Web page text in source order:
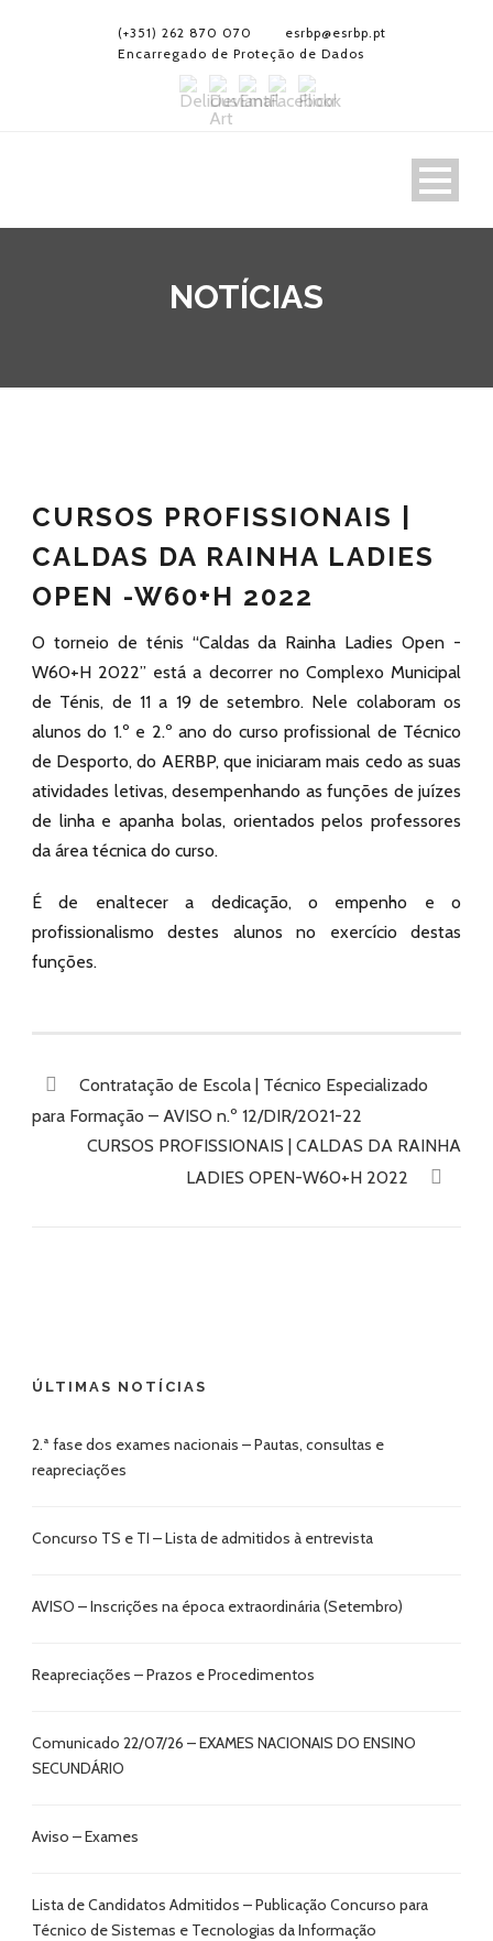
(+351) 262 870 070
esrbp@esrbp.pt
Encarregado de Proteção de Dados
NOTÍCIAS
CURSOS PROFISSIONAIS |
CALDAS DA RAINHA LADIES
OPEN -W60+H 2022
O torneio de ténis “Caldas da Rainha Ladies Open -
W60+H 2022” está a decorrer no Complexo Municipal
de Ténis, de 11 a 19 de setembro. Nele colaboram os
alunos do 1.º e 2.º ano do curso profissional de Técnico
de Desporto, do AERBP, que iniciaram mais cedo as suas
atividades letivas, desempenhando as funções de juízes
de linha e apanha bolas, orientados pelos professores
da área técnica do curso.
É de enaltecer a dedicação, o empenho e o
profissionalismo destes alunos no exercício destas
funções.
Contratação de Escola | Técnico Especializado
para Formação – AVISO n.º 12/DIR/2021-22
CURSOS PROFISSIONAIS | CALDAS DA RAINHA
LADIES OPEN-W60+H 2022
ÚLTIMAS NOTÍCIAS
2.ª fase dos exames nacionais – Pautas, consultas e
reapreciações
Concurso TS e TI – Lista de admitidos à entrevista
AVISO – Inscrições na época extraordinária (Setembro)
Reapreciações – Prazos e Procedimentos
Comunicado 22/07/26 – EXAMES NACIONAIS DO ENSINO
SECUNDÁRIO
Aviso – Exames
Lista de Candidatos Admitidos – Publicação Concurso para
Técnico de Sistemas e Tecnologias da Informação